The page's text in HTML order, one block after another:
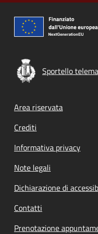
Sportello
Footer menu
Area riservata
Crediti
Informativa privacy
Note legali
Dichiarazione di
Contatti
Prenotazione